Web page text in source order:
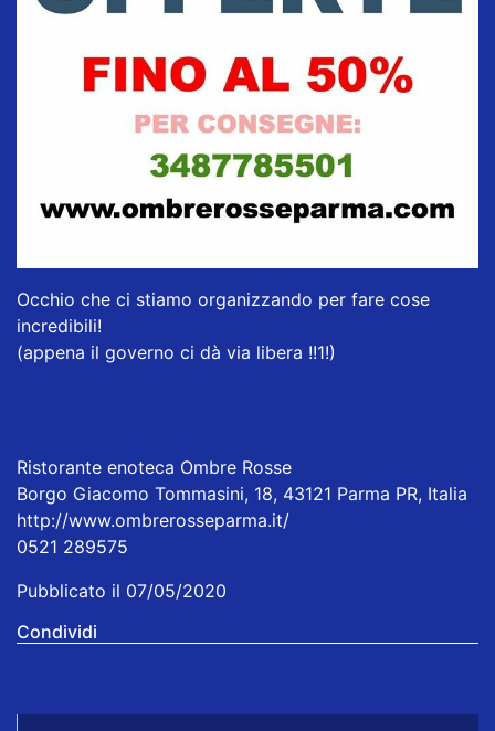
Occhio che ci stiamo organizzando per fare cose
incredibili!
(appena il governo ci dà via libera !!1!)
Ristorante enoteca Ombre Rosse
Borgo Giacomo Tommasini, 18, 43121 Parma PR, Italia
http://www.ombrerosseparma.it/
0521 289575
Pubblicato il 07/05/2020
Condividi